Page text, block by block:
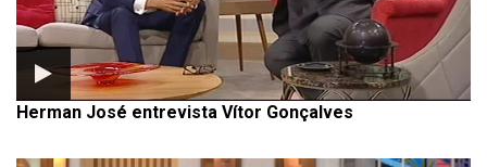
Herman José entrevista Vítor Gonçalves